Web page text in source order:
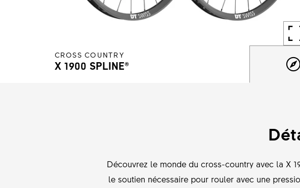
CROSS COUNTRY
X 1900 SPLINE®
Découvrez le monde du cross-country avec la X
le soutien nécessaire pour rouler avec une